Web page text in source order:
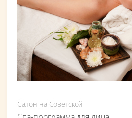
Салон на Советской